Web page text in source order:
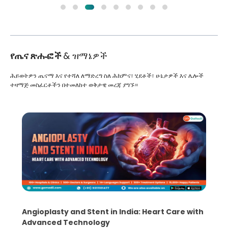
የጤና ጽሑፎች& ዝማኔዎች
ሕይወትዎን ጤናማ እና የተሻለ ለማድረግ ስለ ሕክምና፣ ሂደቶች፣ ሁኔታዎች እና ሌሎች
ተዛማጅ መስፈርቶችን በተመለከተ ወቅታዊ መረጃ ያግኙ።
5 Essential Steps for Effective Human Sperm
Collection and Processing Methods